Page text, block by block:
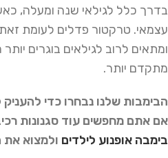
בדרך כלל לגילאי שנה ומעלה,
עצמאי. טרקטור פדלים לעומת זאת
ומתאים לרוב לגילאים בוגרים
מתקדם יותר.
הבימבות שלנו נבחרו כדי להעניק
אם אתם מחפשים עוד סגנונות
בימבה אופנוע לילדים ולמצוא